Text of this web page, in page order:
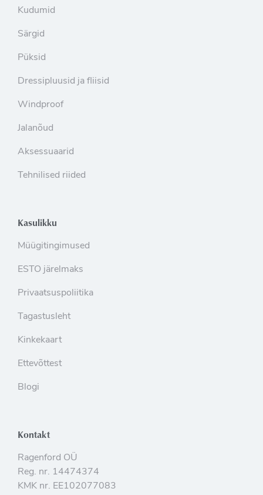
Kudumid
Särgid
Püksid
Dressipluusid ja fliisid
Windproof
Jalanõud
Aksessuaarid
Tehnilised riided
Kasulikku
Müügitingimused
ESTO järelmaks
Privaatsuspoliitika
Tagastusleht
Kinkekaart
Ettevõttest
Blogi
Kontakt
Ragenford OÜ
Reg. nr. 14474374
KMK nr. EE102077083